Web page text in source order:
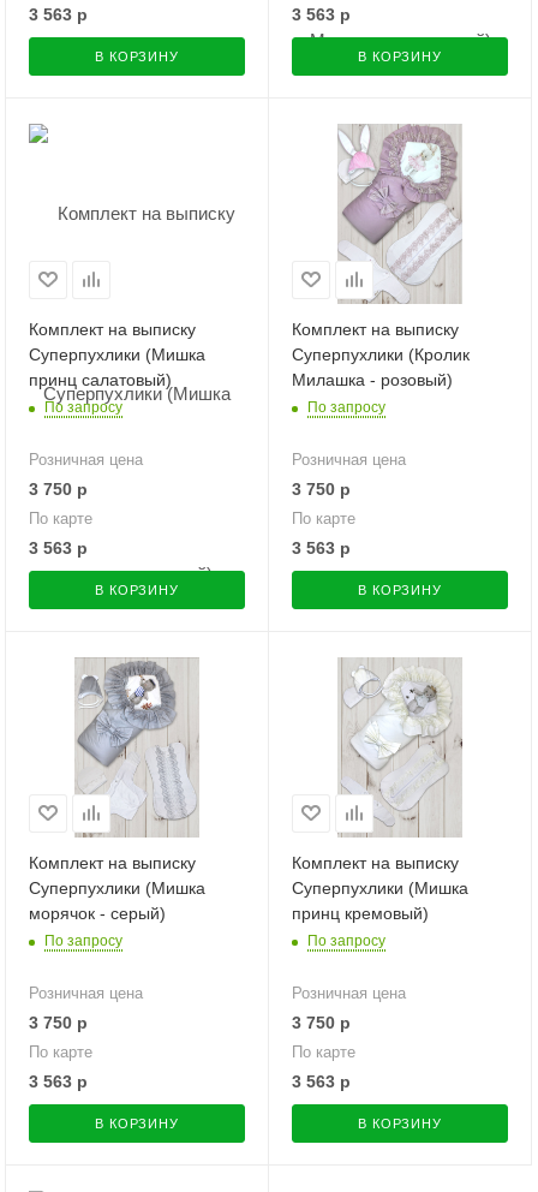
3 563 р
В КОРЗИНУ
3 563 р
В КОРЗИНУ
Комплект на выписку
Суперпухлики (Мишка
принц салатовый)
По запросу
Розничная цена
3 750 р
По карте
3 563 р
В КОРЗИНУ
Комплект на выписку
Суперпухлики (Кролик
Милашка - розовый)
По запросу
Розничная цена
3 750 р
По карте
3 563 р
В КОРЗИНУ
Комплект на выписку
Суперпухлики (Мишка
морячок - серый)
По запросу
Розничная цена
3 750 р
По карте
3 563 р
В КОРЗИНУ
Комплект на выписку
Суперпухлики (Мишка
принц кремовый)
По запросу
Розничная цена
3 750 р
По карте
3 563 р
В КОРЗИНУ